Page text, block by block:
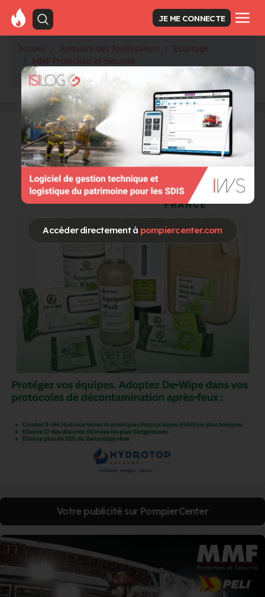
Accéder directement à pompiercenter.com
JE ME CONNECTE
Accueil Annuaire des fournisseurs
Eclairage
MMF Protection et Sécurité
À Noël, illuminez vos interventions avec nos ballons !
Votre publicité sur PompierCenter